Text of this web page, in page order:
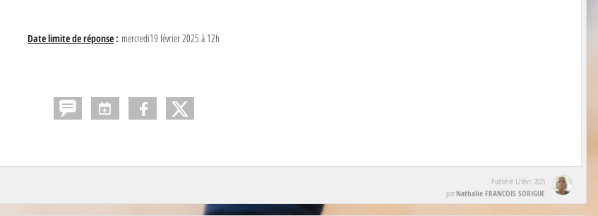
Date limite de réponse: mercredi19 février 2025 à 12h
Publié le 12 févr. 2025
parNathalie FRANCOIS SORIGUE